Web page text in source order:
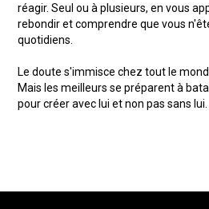
réagir. Seul ou à plusieurs, en vous
rebondir et comprendre que vous
quotidiens.
Le doute s'immisce chez tout le
Mais les meilleurs se préparent à
pour créer avec lui et non pas sans lui.